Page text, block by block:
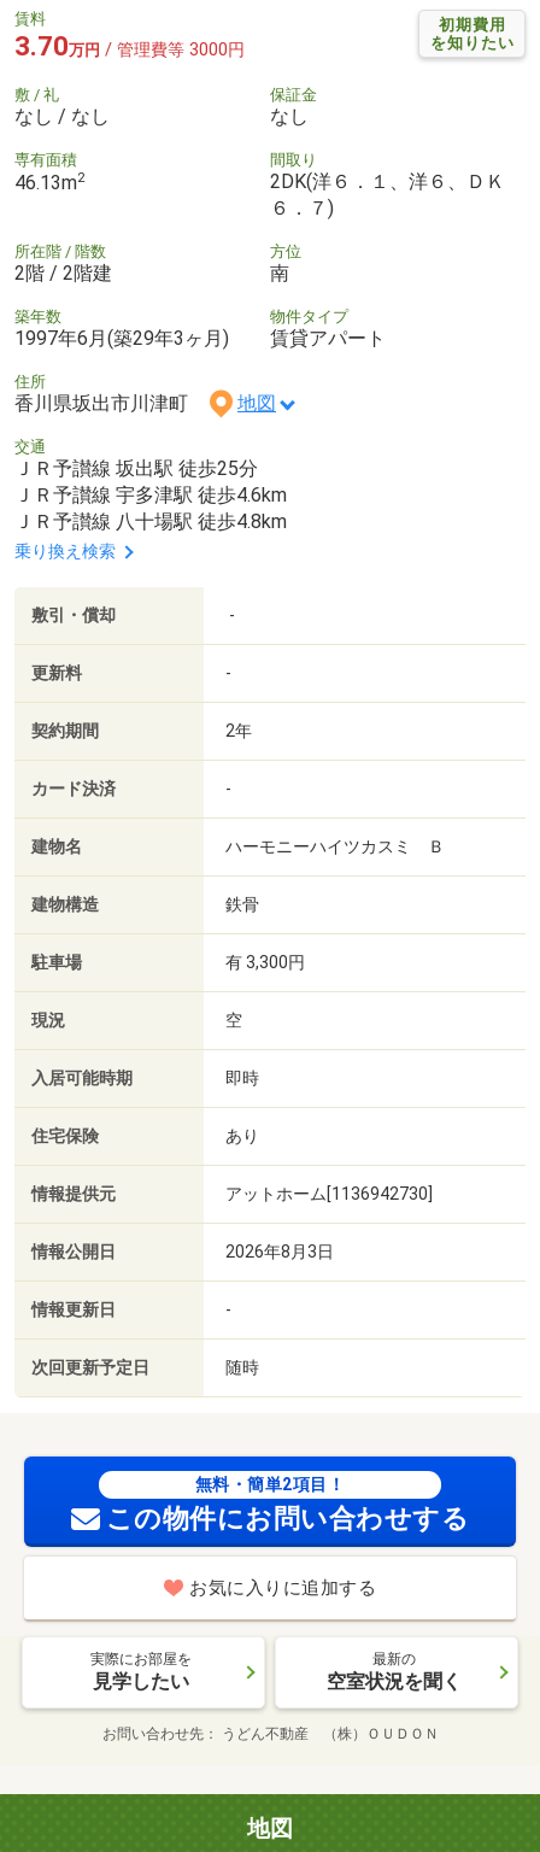
初期費用
を知りたい
賃料
3.70万円 / 管理費等 3000円
敷 / 礼
なし / なし
保証金
なし
専有面積
46.13m2
間取り
2DK(洋６．１、洋６、ＤＫ
６．７)
所在階 / 階数
2階 / 2階建
方位
南
築年数
1997年6月(築29年3ヶ月)
物件タイプ
賃貸アパート
住所
香川県坂出市川津町 地図
交通
ＪＲ予讃線 坂出駅 徒歩25分
ＪＲ予讃線 宇多津駅 徒歩4.6km
ＪＲ予讃線 八十場駅 徒歩4.8km
乗り換え検索
敷引・償却 -
更新料 -
契約期間 2年
カード決済 -
建物名 ハーモニーハイツカスミ Ｂ
建物構造 鉄骨
駐車場 有 3,300円
現況 空
入居可能時期 即時
住宅保険 あり
情報提供元 アットホーム[1136942730]
情報公開日 2026年8月3日
情報更新日 -
次回更新予定日 随時
無料・簡単2項目！
この物件にお問い合わせする
お気に入りに追加する
実際にお部屋を
見学したい
最新の
空室状況を聞く
お問い合わせ先 うどん不動産 （株）ＯＵＤＯＮ
地図